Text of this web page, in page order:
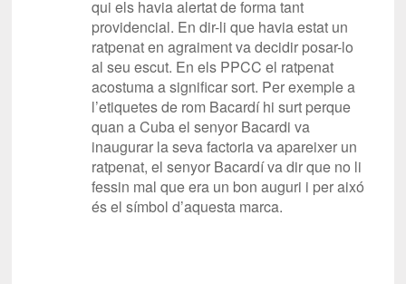
qui els havia alertat de forma tant
providencial. En dir-li que havia estat un
ratpenat en agraiment va decidir posar-lo
al seu escut. En els PPCC el ratpenat
acostuma a significar sort. Per exemple a
l’etiquetes de rom Bacardí hi surt perque
quan a Cuba el senyor Bacardi va
inaugurar la seva factoria va apareixer un
ratpenat, el senyor Bacardí va dir que no li
fessin mal que era un bon auguri i per aixó
és el símbol d’aquesta marca.